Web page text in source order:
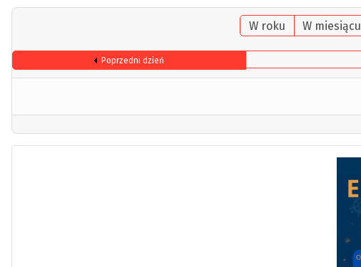
W roku W miesiącu
Poprzedni dzień